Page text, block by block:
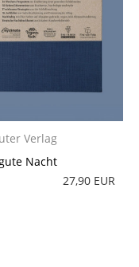
Verlag
Nacht
27,90 EUR